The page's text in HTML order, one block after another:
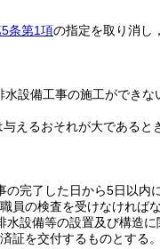
条第1項の指定を取り消し
設備工事の施工ができな
えるおそれが大であると
完了した日から5日以
員の検査を受けなければな
設備等の設置及び構造
証を交付するものとする。